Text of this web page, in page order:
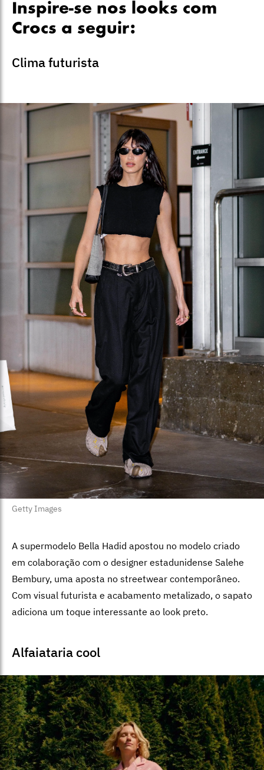
Inspire-se nos looks com
Crocs a seguir:
Clima futurista
Getty Images
A supermodelo Bella Hadid apostou no modelo criado
em colaboração com o designer estadunidense Salehe
Bembury, uma aposta no streetwear contemporâneo.
Com visual futurista e acabamento metalizado, o sapato
adiciona um toque interessante ao look preto.
Alfaiataria cool